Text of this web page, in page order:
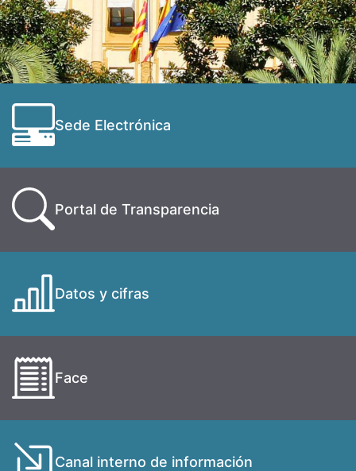
Sede Electrónica
Portal de Transparencia
Datos y cifras
Face
Canal interno de información